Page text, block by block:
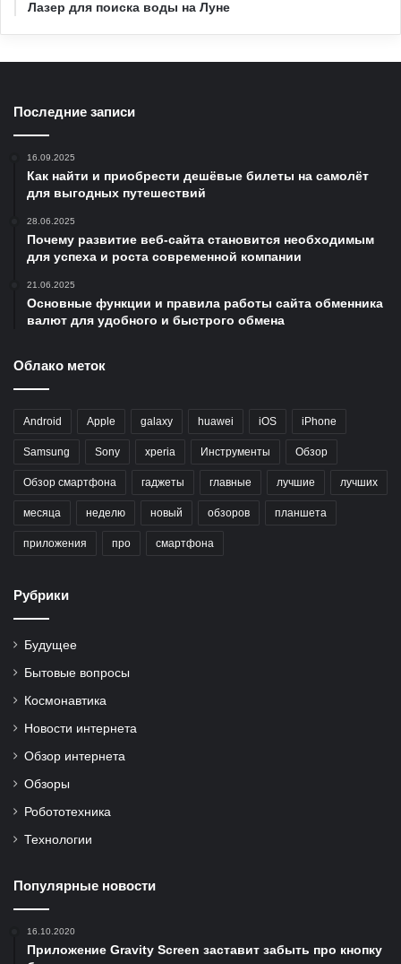
Лазер для поиска воды на Луне
Последние записи
16.09.2025
Как найти и приобрести дешёвые билеты на самолёт
для выгодных путешествий
28.06.2025
Почему развитие веб-сайта становится необходимым
для успеха и роста современной компании
21.06.2025
Основные функции и правила работы сайта обменника
валют для удобного и быстрого обмена
Облако меток
Android Apple galaxy huawei iOS iPhone
Samsung Sony xperia Инструменты Обзор
Обзор смартфона гаджеты главные лучшие лучших
месяца неделю новый обзоров планшета
приложения про смартфона
Рубрики
Будущее
Бытовые вопросы
Космонавтика
Новости интернета
Обзор интернета
Обзоры
Робототехника
Технологии
Популярные новости
16.10.2020
Приложение Gravity Screen заставит забыть про кнопку